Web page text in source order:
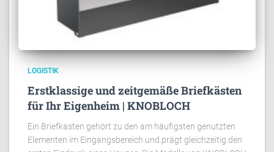
LOGISTIK
Erstklassige und zeitgemäße Briefkästen
für Ihr Eigenheim | KNOBLOCH
Ein Briefkasten gehört zu den am häufigsten genutzten
Elementen im Eingangsbereich und prägt gleichzeitig den